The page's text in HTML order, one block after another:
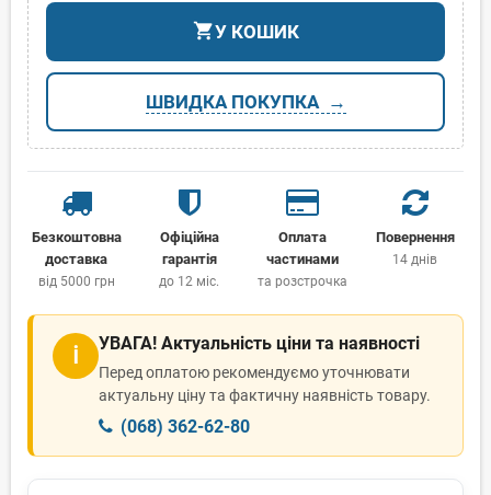
shopping_cartУ КОШИК
ШВИДКА ПОКУПКА
Безкоштовна
доставка
від 5000 грн
Офіційна
гарантія
до 12 міс.
Оплата
частинами
та розстрочка
Повернення
14 днів
ℹ УВАГА! Актуальність ціни та наявності
Перед оплатою рекомендуємо уточнювати
актуальну ціну та фактичну наявність товару.
(068) 362-62-80